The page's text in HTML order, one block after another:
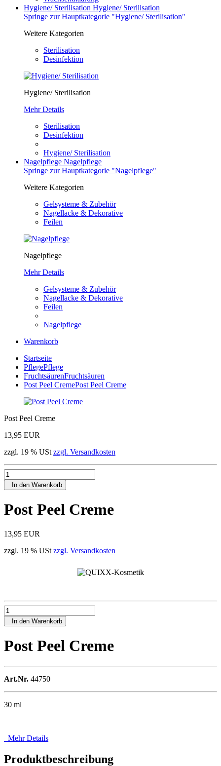
Hygiene/ Sterilisation Hygiene/ Sterilisation
Springe zur Hauptkategorie "Hygiene/ Sterilisation"
Weitere Kategorien
Sterilisation
Desinfektion
Hygiene/ Sterilisation
Mehr Details
Sterilisation
Desinfektion
Hygiene/ Sterilisation
Nagelpflege Nagelpflege
Springe zur Hauptkategorie "Nagelpflege"
Weitere Kategorien
Gelsysteme & Zubehör
Nagellacke & Dekorative
Feilen
Nagelpflege
Mehr Details
Gelsysteme & Zubehör
Nagellacke & Dekorative
Feilen
Nagelpflege
Warenkorb
Startseite
PflegePflege
FruchtsäurenFruchtsäuren
Post Peel CremePost Peel Creme
Post Peel Creme
13,95 EUR
zzgl. 19 % USt zzgl. Versandkosten
In den Warenkorb
Post Peel Creme
13,95 EUR
zzgl. 19 % USt zzgl. Versandkosten
In den Warenkorb
Post Peel Creme
Art.Nr. 44750
30 ml
Mehr Details
Produktbeschreibung